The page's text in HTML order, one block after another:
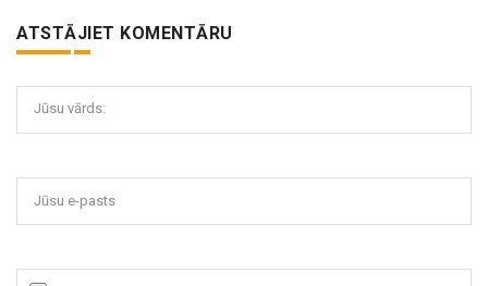
ATSTĀJIET KOMENTĀRU
Jūsu vārds:
Jūsu e-pasts